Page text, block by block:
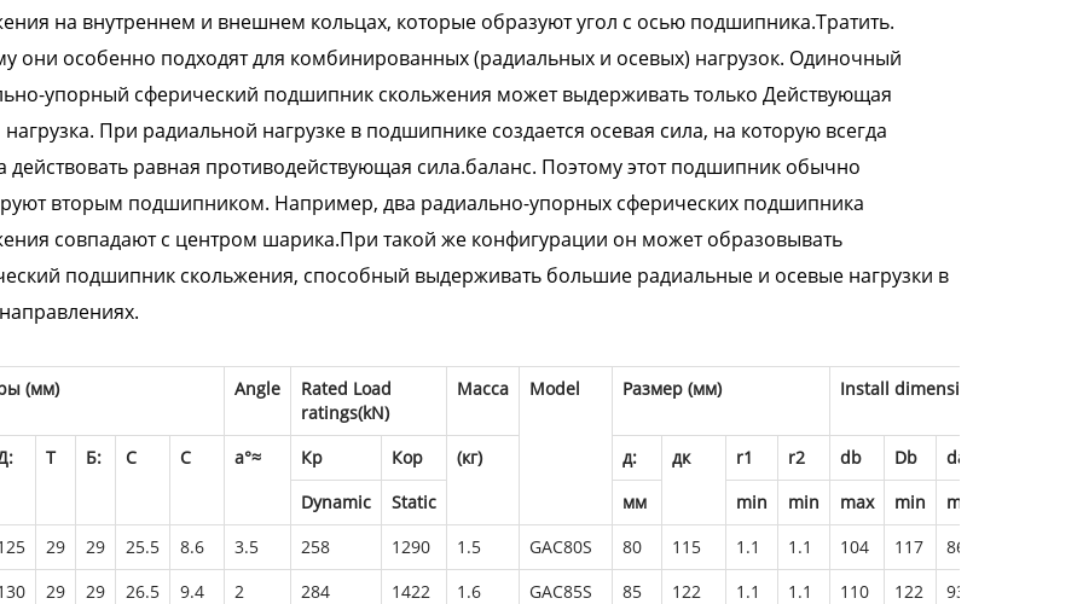
на внутреннем и внешнем кольцах, которые образуют угол с осью подшипника.Тратить.
они особенно подходят для комбинированных (радиальных и осевых) нагрузок. Одиночный
упорный сферический подшипник скольжения может выдерживать только Действующая
нагрузка. При радиальной нагрузке в подшипнике создается осевая сила, на которую всегда
действовать равная противодействующая сила.баланс. Поэтому этот подшипник обычно
вторым подшипником. Например, два радиально-упорных сферических подшипника
совпадают с центром шарика.При такой же конфигурации он может образовывать
подшипник скольжения, способный выдерживать большие радиальные и осевые нагрузки в
(мм) Angle
Rated Load
ratings(kN)
Масса Model Размер (мм) Install dimension(mm)
Т Б: С С a°≈ Кр Кор (кг) д: дк r1 r2 db Db da
Dynamic
Static мм min min max min max
29 29 25.5 8.6 3.5 258 1290 1.5 GAC80S 80 115 1.1 1.1 104 117 86
29 29 26.5 9.4 2 284 1422 1.6 GAC85S 85 122 1.1 1.1 110 122 93.5